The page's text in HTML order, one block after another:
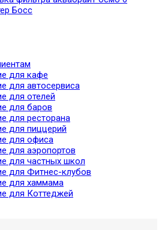
Босс
для кафе
для автосервиса
для отелей
для баров
для ресторана
для пиццерий
для офиса
для аэропортов
для частных школ
для Фитнес-клубов
для хаммама
для Коттеджей